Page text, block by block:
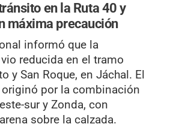
en la Ruta 40 y
máxima precaución
informó que la
reducida en el tramo
y San Roque, en Jáchal. El
por la combinación
sur y Zonda, con
sobre la calzada.